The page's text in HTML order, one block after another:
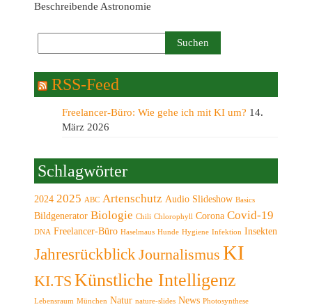
Beschreibende Astronomie
RSS-Feed
Freelancer-Büro: Wie gehe ich mit KI um? 14.
März 2026
Schlagwörter
2024 2025 ABC Artenschutz Audio Slideshow Basics
Bildgenerator Biologie Chili Chlorophyll Corona Covid-19
DNA Freelancer-Büro Haselmaus Hunde Hygiene Infektion Insekten
Jahresrückblick Journalismus KI
KI.TS Künstliche Intelligenz
Lebensraum München Natur nature-slides News Photosynthese